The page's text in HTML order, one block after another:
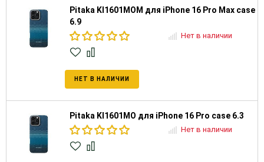
Pitaka KI1601MOM для iPhone 16 Pro Max case
6.9
Нет в наличии
НЕТ В НАЛИЧИИ
Pitaka KI1601MO для iPhone 16 Pro case 6.3
Нет в наличии